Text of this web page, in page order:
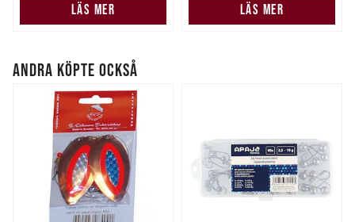
LÄS MER LÄS MER
ANDRA KÖPTE OCKSÅ